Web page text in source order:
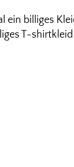
ein billiges
T-